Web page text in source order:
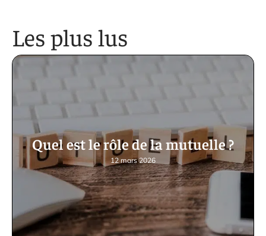
Les plus lus
Quel est le rôle de la mutuelle ?
12 mars 2026